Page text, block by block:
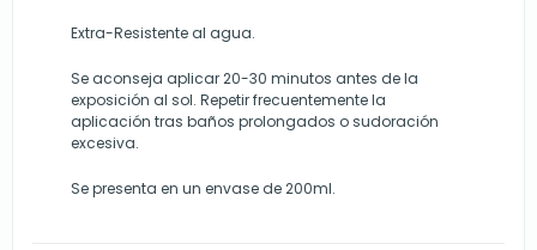
Extra-Resistente al agua.
Se aconseja aplicar 20-30 minutos antes de la
exposición al sol. Repetir frecuentemente la
aplicación tras baños prolongados o sudoración
excesiva.
Se presenta en un envase de 200ml.